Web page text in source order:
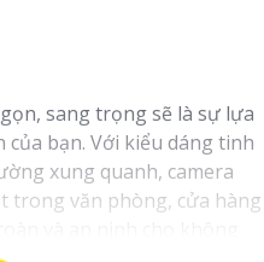
sang trọng sẽ là sự lựa
bạn. Với kiểu dáng tinh
xung quanh, camera
trong văn phòng, cửa hàng